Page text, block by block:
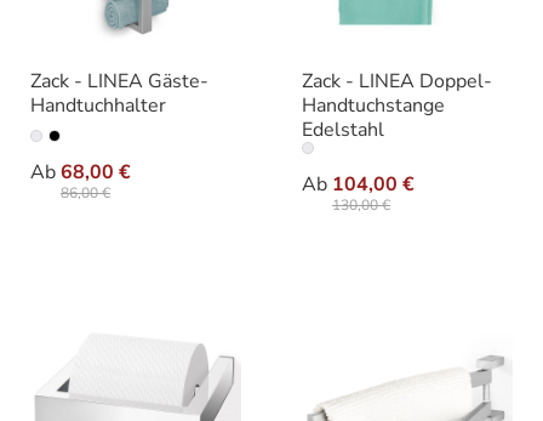
Zack - LINEA Gäste-
Handtuchhalter
Ab68,00 €
86,00 €
Farbe
Zack - LINEA Doppel-
Handtuchstange
Edelstahl
Ab 104,00 €
130,00 €
Ausführung